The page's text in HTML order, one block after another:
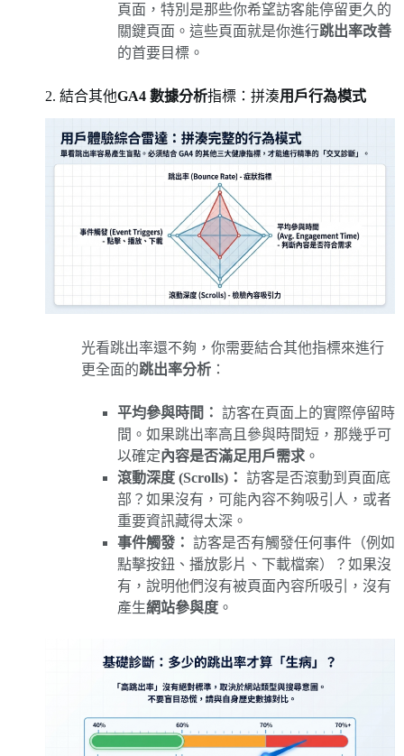
頁面，特別是那些你希望訪客能停留更久的
關鍵頁面。這些頁面就是你進行跳出率改善
的首要目標。
2. 結合其他GA4 數據分析指標：拼湊用戶行為模式
光看跳出率還不夠，你需要結合其他指標來進行
更全面的跳出率分析 ：
平均參與時間： 訪客在頁面上的實際停留時
間。如果跳出率高且參與時間短，那幾乎可
以確定內容是否滿足用戶需求 。
滾動深度 (Scrolls)： 訪客是否滾動到頁面底
部？如果沒有，可能內容不夠吸引人，或者
重要資訊藏得太深。
事件觸發： 訪客是否有觸發任何事件（例如
點擊按鈕、播放影片、下載檔案）？如果沒
有，說明他們沒有被頁面內容所吸引，沒有
產生網站參與度 。